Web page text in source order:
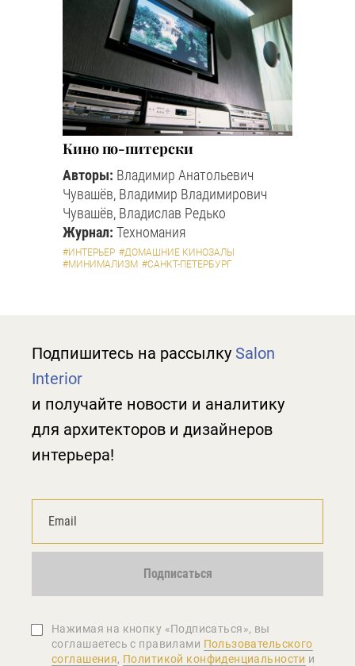
Кино по-питерски
Авторы: Владимир Анатольевич
Чувашёв, Владимир Владимирович
Чувашёв, Владислав Редько
Журнал: Техномания
#ИНТЕРЬЕР #ДОМАШНИЕ КИНОЗАЛЫ
#МИНИМАЛИЗМ #САНКТ-ПЕТЕРБУРГ
Подпишитесь на рассылку Salon
Interior
и получайте новости и аналитику
для архитекторов и дизайнеров
интерьера!
Подписаться
Нажимая на кнопку «Подписаться», вы
соглашаетеcь с правилами Пользовательского
соглашения, Политикой конфиденциальности и